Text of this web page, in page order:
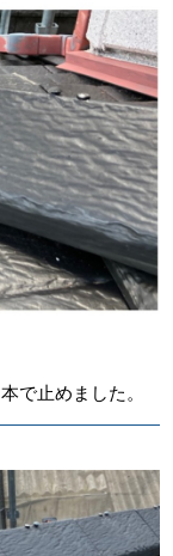
で止めました。